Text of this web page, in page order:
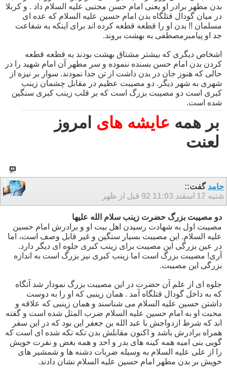
بدن مطهر برادر او یعنی امام حسن مجتبی علیه السلام داد . و کربلا
در میان گودال قتلگاه بدن امام حسین علیه السلام که عده ای
مسلمان !! بدن او را قطعه قطعه کرده اند برای اینکه به شفاعت
جد او پیامبرمصطفی به بهشت بروند.
اشخاص دیگری که بیشتر مشتاق بهشت بودند به قطعه قطعه
کردن بدن امام حسن بسنده ننموده و سر مطهر آن امام شهید را در
حالی که هنوز جان در بدن داشت از تن جدا نمودند. سوار بر نیزه از
شهری به شهر دیگر. دو مصیبت عظیم در مقابل چشمان زینب
کبری است دو مصیبت بزرگ است که بر قلب زینب کبری سنگین
شده است.
بر همه عایشه های امروز
لعنت
حامد گفت::
شنبه 17 اسفند 92
11:03 قبل از ظهر
دو مصیبت بزرگ حضرت زینب سلام الله علیها
مصیبت اول به شهادت رسیدن اهل بیت او و برادرش امام حسین
علیه السلام. این مصیبت بسیار سنگین و غیر قابل وصف است، اما
در عین بزرگی این مصیبت برای زینب کبری جلوه ای دیگر دارد.
آری! مصیبت بزرگ است اما زینب کبری نیز بزرگ است به اندازه
بزرگی این مصیبت.
جلوه ای از علم آن حضرت در این مصیبت بزرگ نمودار شد آنگاه
که به داخل گودال قتلگاه آمد . همان زینبی که او را به دوست
داشتن حسین علیه السلام می شناسند و همان زینبی که علاقه و
محبت او به امام حسین علیه السلام ضرب المثل شده است و گفته
اند که شرط ازدواجش با عبد الله بن جعفر این بود که در این سفر
همراه برادرش باشد و اکنون مقابلش بدن تکه تکه شده ای است که
گویی بنی امیه همه کینه های بدر و احد و همه بغض و نفرت خویش
را از علی علیه السلام به وسیله ضربات دشنه ها و شمشیر های
خویش بر بدن مطهر امام حسین علیه السلام نشان دادند.